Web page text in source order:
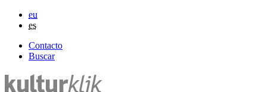
eu
es
Contacto
Buscar